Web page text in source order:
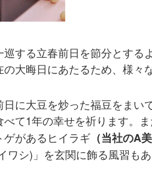
する立春前日を節分とす
大晦日にあたるため、様々
に大豆を炒った福豆をま
て1年の幸せを祈ります。
ゲがあるヒイラギ （当社のA
シ)」を玄関に飾る風習もあ